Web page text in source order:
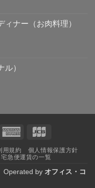
ナー（お肉料理）
）
American
用規約
個人情報保護方針
宅急便運賃の一覧
by オフィス・コ